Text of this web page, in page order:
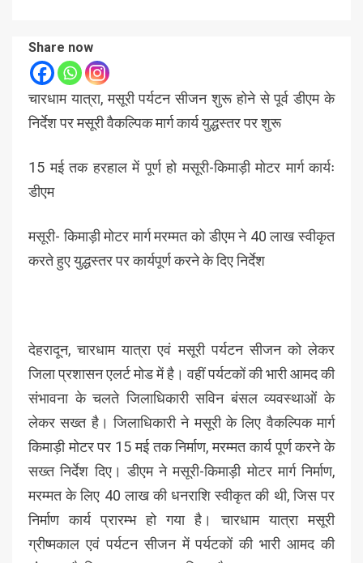
Share now
चारधाम यात्रा, मसूरी पर्यटन सीजन शुरू होने से पूर्व डीएम के
निर्देश पर मसूरी वैकल्पिक मार्ग कार्य युद्धस्तर पर शुरू
15 मई तक हरहाल में पूर्ण हो मसूरी-किमाड़ी मोटर मार्ग कार्यः
डीएम
मसूरी- किमाड़ी मोटर मार्ग मरम्मत को डीएम ने 40 लाख स्वीकृत
करते हुए युद्धस्तर पर कार्यपूर्ण करने के दिए निर्देश
देहरादून, चारधाम यात्रा एवं मसूरी पर्यटन सीजन को लेकर
जिला प्रशासन एलर्ट मोड में है। वहीं पर्यटकों की भारी आमद की
संभावना के चलते जिलाधिकारी सविन बंसल व्यवस्थाओं के
लेकर सख्त है। जिलाधिकारी ने मसूरी के लिए वैकल्पिक मार्ग
किमाड़ी मोटर पर 15 मई तक निर्माण, मरम्मत कार्य पूर्ण करने के
सख्त निर्देश दिए। डीएम ने मसूरी-किमाड़ी मोटर मार्ग निर्माण,
मरम्मत के लिए 40 लाख की धनराशि स्वीकृत की थी, जिस पर
निर्माण कार्य प्रारम्भ हो गया है। चारधाम यात्रा मसूरी
ग्रीष्मकाल एवं पर्यटन सीजन में पर्यटकों की भारी आमद की